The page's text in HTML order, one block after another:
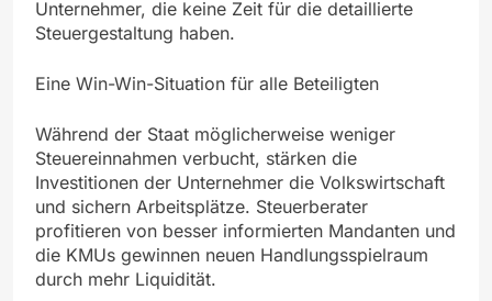
Unternehmer, die keine Zeit für die detaillierte
Steuergestaltung haben.
Eine Win-Win-Situation für alle Beteiligten
Während der Staat möglicherweise weniger
Steuereinnahmen verbucht, stärken die
Investitionen der Unternehmer die Volkswirtschaft
und sichern Arbeitsplätze. Steuerberater
profitieren von besser informierten Mandanten und
die KMUs gewinnen neuen Handlungsspielraum
durch mehr Liquidität.